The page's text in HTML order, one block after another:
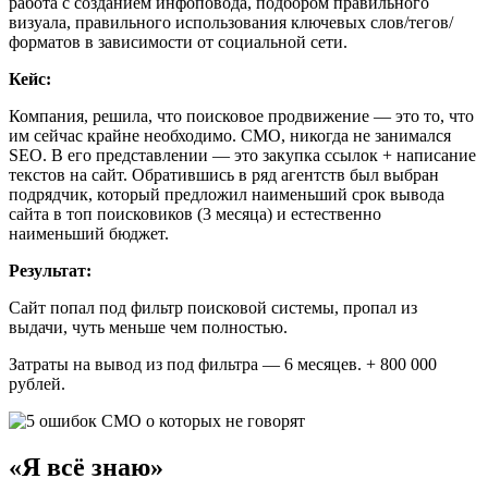
визуала, правильного использования ключевых слов/тегов/
форматов в зависимости от социальной сети.
Кейс:
Компания, решила, что поисковое продвижение — это то, что
им сейчас крайне необходимо. СМО, никогда не занимался
SEO. В его представлении — это закупка ссылок + написание
текстов на сайт. Обратившись в ряд агентств был выбран
подрядчик, который предложил наименьший срок вывода
сайта в топ поисковиков (3 месяца) и естественно
наименьший бюджет.
Результат:
Сайт попал под фильтр поисковой системы, пропал из
выдачи, чуть меньше чем полностью.
Затраты на вывод из под фильтра — 6 месяцев. + 800 000
рублей.
«Я всё знаю»